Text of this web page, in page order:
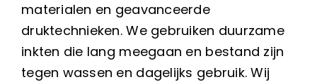
materialen en geavanceerde
druktechnieken. We gebruiken duurzame
inkten die lang meegaan en bestand zijn
tegen wassen en dagelijks gebruik. Wij